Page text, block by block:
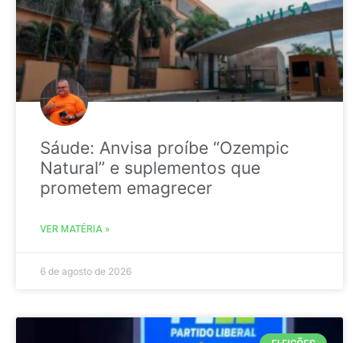
Sáude: Anvisa proíbe “Ozempic
Natural” e suplementos que
prometem emagrecer
VER MATÉRIA »
6 de agosto de 2026